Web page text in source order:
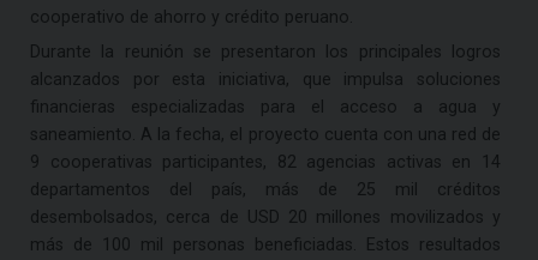
cooperativo de ahorro y crédito peruano.
Durante la reunión se presentaron los principales logros
alcanzados por esta iniciativa, que impulsa soluciones
financieras especializadas para el acceso a agua y
saneamiento. A la fecha, el proyecto cuenta con una red de
9 cooperativas participantes, 82 agencias activas en 14
departamentos del país, más de 25 mil créditos
desembolsados, cerca de USD 20 millones movilizados y
más de 100 mil personas beneficiadas. Estos resultados